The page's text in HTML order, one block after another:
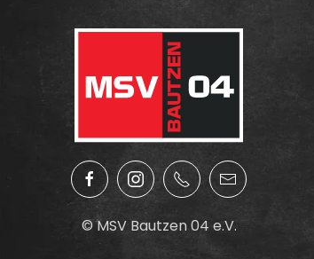
© MSV Bautzen 04 e.V.